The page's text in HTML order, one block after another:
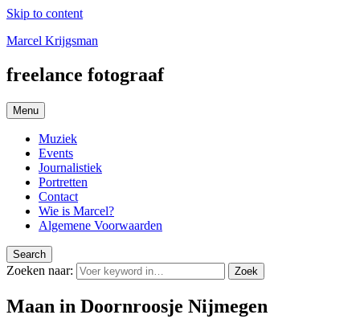
Skip to content
Marcel Krijgsman
freelance fotograaf
Menu
Muziek
Events
Journalistiek
Portretten
Contact
Wie is Marcel?
Algemene Voorwaarden
Search
Zoeken naar: Zoek
Maan in Doornroosje Nijmegen